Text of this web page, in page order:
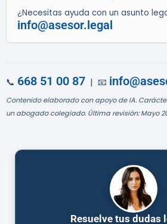
¿Necesitas ayuda con un asunto
info@asesor.legal
📞 668 51 00 87 | 📧
Contenido elaborado con apoyo de IA.
un abogado colegiado. Última revisión: Mayo
Resuelve tus dudas